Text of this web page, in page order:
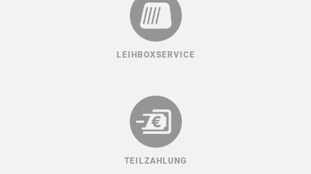
LEIHBOXSERVICE
TEILZAHLUNG